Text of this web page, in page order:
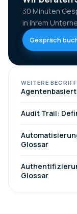
30 Minuten
in Ihrem
Gespräch
WEITERE
Audit Trail:
Glossar
Glossar